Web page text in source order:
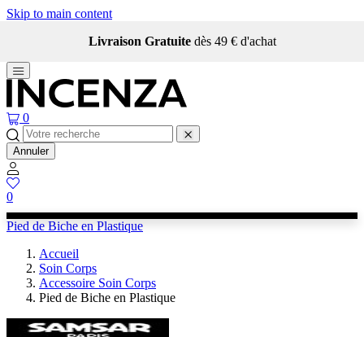
Skip to main content
Livraison Gratuite dès 49 € d'achat
0
Annuler
0
Pied de Biche en Plastique
Accueil
Soin Corps
Accessoire Soin Corps
Pied de Biche en Plastique